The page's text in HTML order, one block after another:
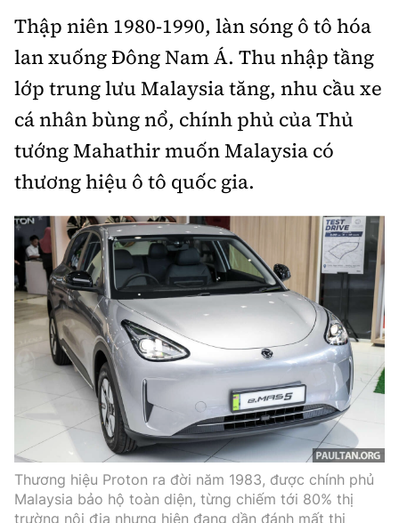
Thập niên 1980-1990, làn sóng ô tô hóa
lan xuống Đông Nam Á. Thu nhập tầng
lớp trung lưu Malaysia tăng, nhu cầu xe
cá nhân bùng nổ, chính phủ của Thủ
tướng Mahathir muốn Malaysia có
thương hiệu ô tô quốc gia.
Thương hiệu Proton ra đời năm 1983, được chính phủ
Malaysia bảo hộ toàn diện, từng chiếm tới 80% thị
trường nội địa nhưng hiện đang dần đánh mất thị